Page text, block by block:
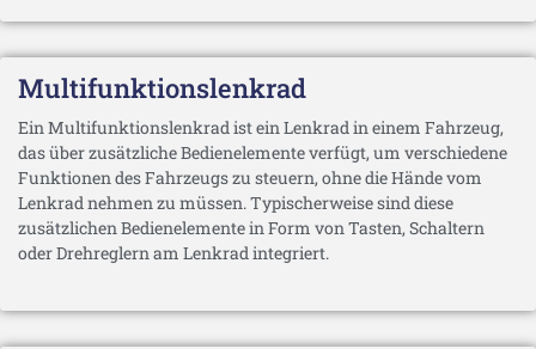
Multifunktionslenkrad
Ein Multifunktionslenkrad ist ein Lenkrad in einem Fahrzeug,
das über zusätzliche Bedienelemente verfügt, um verschiedene
Funktionen des Fahrzeugs zu steuern, ohne die Hände vom
Lenkrad nehmen zu müssen. Typischerweise sind diese
zusätzlichen Bedienelemente in Form von Tasten, Schaltern
oder Drehreglern am Lenkrad integriert.